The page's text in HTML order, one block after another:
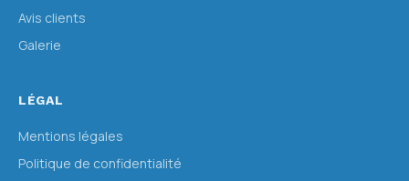
Avis clients
Galerie
LÉGAL
Mentions légales
Politique de confidentialité